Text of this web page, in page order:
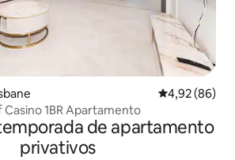
4,92 de uma
4,92 (86)
1BR Apartamento
de apartamento
privativos